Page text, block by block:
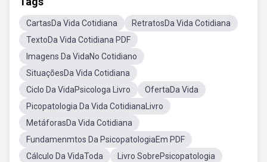
CartasDa Vida Cotidiana
RetratosDa Vida Cotidiana
TextoDa Vida Cotidiana PDF
Imagens Da VidaNo Cotidiano
SituaçõesDa Vida Cotidiana
Ciclo Da VidaPsicologa Livro
OfertaDa Vida
Picopatologia Da Vida CotidianaLivro
MetáforasDa Vida Cotidiana
Fundamenmtos Da PsicopatologiaEm PDF
Cálculo Da VidaToda
Livro SobrePsicopatologia